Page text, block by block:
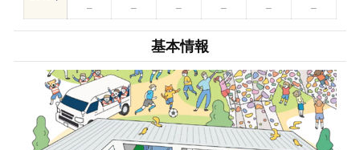
–
– – – – –
基本情報